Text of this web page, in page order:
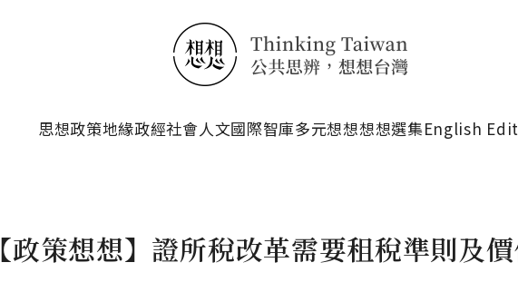
思想政策地緣政經社會人文國際智庫多元想想想想選集English
【政策想想】證所稅改革需要租稅準則及